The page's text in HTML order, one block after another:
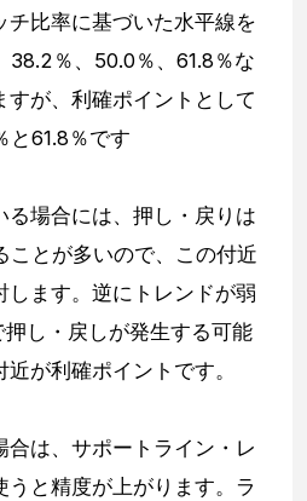
チ比率に基づいた水平線を
38.2％、50.0％、61.8％な
すが、利確ポイントとして
と61.8％です
る場合には、押し・戻りは
ことが多いので、この付近
します。逆にトレンドが弱
し・戻しが発生する可能
が利確ポイントです。
合は、サポートライン・レ
うと精度が上がります。ラ